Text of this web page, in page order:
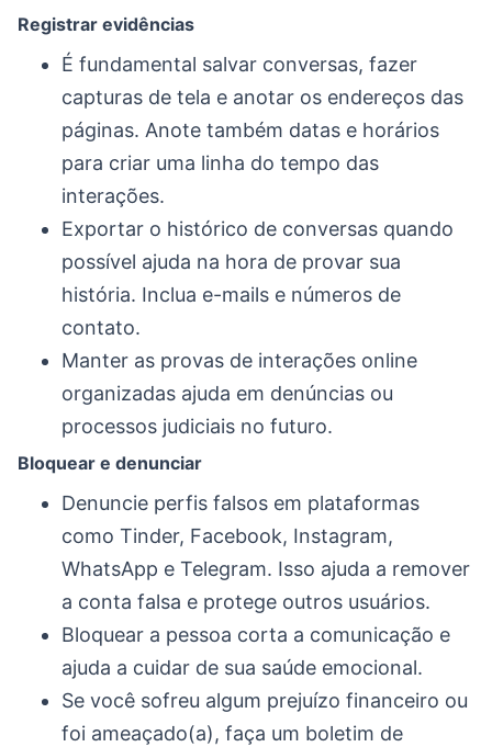
Registrar evidências
É fundamental salvar conversas, fazer
capturas de tela e anotar os endereços das
páginas. Anote também datas e horários
para criar uma linha do tempo das
interações.
Exportar o histórico de conversas quando
possível ajuda na hora de provar sua
história. Inclua e-mails e números de
contato.
Manter as provas de interações online
organizadas ajuda em denúncias ou
processos judiciais no futuro.
Bloquear e denunciar
Denuncie perfis falsos em plataformas
como Tinder, Facebook, Instagram,
WhatsApp e Telegram. Isso ajuda a remover
a conta falsa e protege outros usuários.
Bloquear a pessoa corta a comunicação e
ajuda a cuidar de sua saúde emocional.
Se você sofreu algum prejuízo financeiro ou
foi ameaçado(a), faça um boletim de